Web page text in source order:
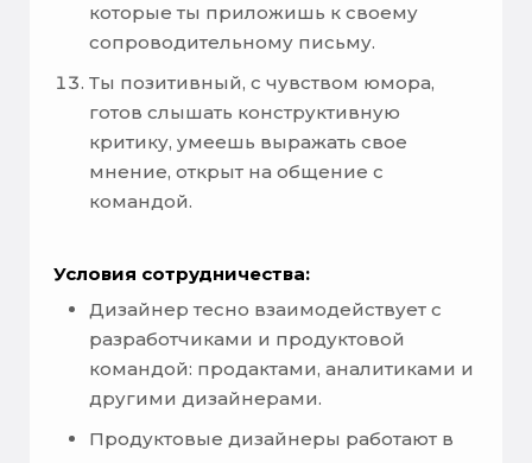
которые ты приложишь к своему
сопроводительному письму.
Ты позитивный, с чувством юмора,
готов слышать конструктивную
критику, умеешь выражать свое
мнение, открыт на общение с
командой.
Условия сотрудничества:
Дизайнер тесно взаимодействует с
разработчиками и продуктовой
командой: продактами, аналитиками и
другими дизайнерами.
Продуктовые дизайнеры работают в